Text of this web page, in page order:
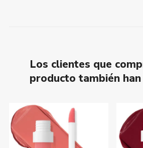
Los clientes que
producto también